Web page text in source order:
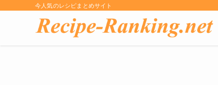
今人気のレシピまとめサイト